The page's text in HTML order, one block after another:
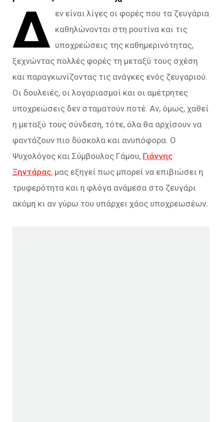
Δ εν είναι λίγες οι φορές που τα ζευγάρια
καθηλώνονται στη ρουτίνα και τις
υποχρεώσεις της καθημερινότητας,
ξεχνώντας πολλές φορές τη μεταξύ τους σχέση
και παραγκωνίζοντας τις ανάγκες ενός ζευγαριού.
Οι δουλειές, οι λογαριασμοί και οι αμέτρητες
υποχρεώσεις δεν σταματούν ποτέ. Αν, όμως, χαθεί
η μεταξύ τους σύνδεση, τότε, όλα θα αρχίσουν να
φαντάζουν πιο δύσκολα και ανυπόφορα. Ο
Ψυχολόγος και Σύμβουλος Γάμου, Γιάννης
Ξηντάρας, μας εξηγεί πως μπορεί να επιβιώσει η
τρυφερότητα και η φλόγα ανάμεσα στο ζευγάρι
ακόμη κι αν γύρω του υπάρχει χάος υποχρεωσέων.